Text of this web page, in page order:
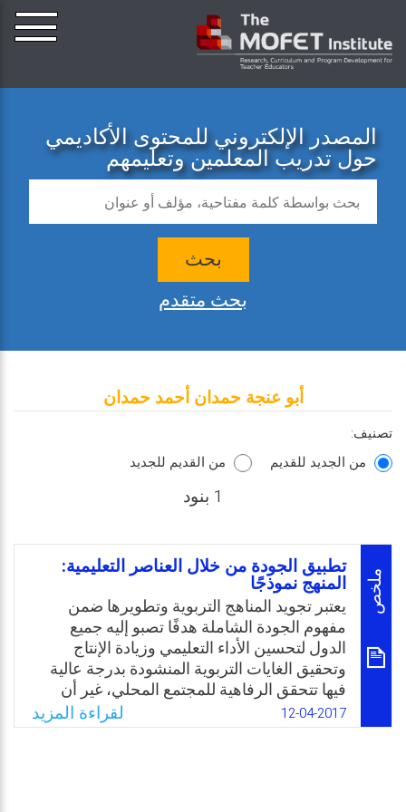
المصدر الإلكتروني للمحتوى الأكاديمي
حول تدريب المعلمين وتعليمهم
بحث
بحث متقدم
أبو عنجة حمدان أحمد حمدان
تصنيف:
من الجديد للقديم
من القديم للجديد
1 بنود
ملخص
تطبيق الجودة من خلال العناصر التعليمية:
المنهج نموذجًا
يعتبر تجويد المناهج التربوية وتطويرها ضمن
مفهوم الجودة الشاملة هدفًا تصبو إليه جميع
الدول لتحسين الأداء التعليمي وزيادة الإنتاج
وتحقيق الغايات التربوية المنشودة بدرجة عالية
فيها تتحقق الرفاهية للمجتمع المحلي، غير أن
الواقع التربوي في دولة السودان وكثير من الدول
العربية والإسلامية يُظهر تدنيًا ملموسًا في
12-04-2017 لقراءة المزيد